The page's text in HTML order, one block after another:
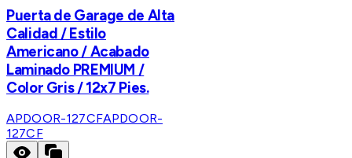
Puerta de Garage de Alta
Calidad / Estilo
Americano / Acabado
Laminado PREMIUM /
Color Gris / 12x7 Pies.
APDOOR-127CFAPDOOR-
127CF